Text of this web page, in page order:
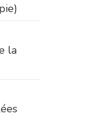
la